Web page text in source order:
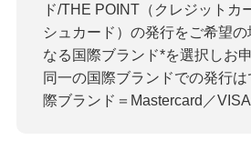
ド/THE POINT（クレジットカ
シュカード）の発行をご希望
なる国際ブランド*を選択しお
同一の国際ブランドでの発行
際ブランド＝Mastercard／VISA